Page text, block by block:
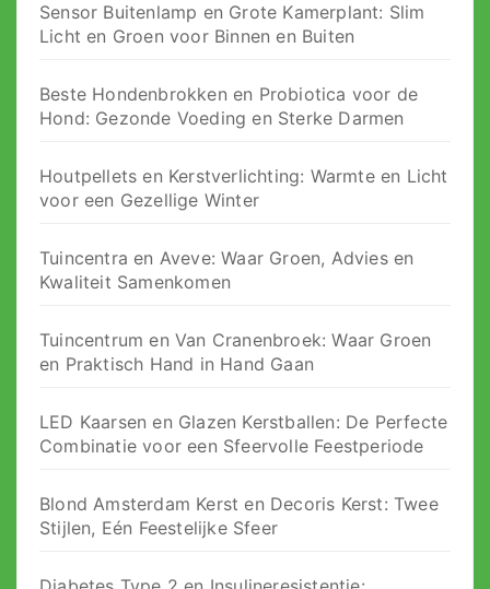
Sensor Buitenlamp en Grote Kamerplant: Slim
Licht en Groen voor Binnen en Buiten
Beste Hondenbrokken en Probiotica voor de
Hond: Gezonde Voeding en Sterke Darmen
Houtpellets en Kerstverlichting: Warmte en Licht
voor een Gezellige Winter
Tuincentra en Aveve: Waar Groen, Advies en
Kwaliteit Samenkomen
Tuincentrum en Van Cranenbroek: Waar Groen
en Praktisch Hand in Hand Gaan
LED Kaarsen en Glazen Kerstballen: De Perfecte
Combinatie voor een Sfeervolle Feestperiode
Blond Amsterdam Kerst en Decoris Kerst: Twee
Stijlen, Eén Feestelijke Sfeer